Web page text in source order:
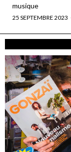
musique
25 SEPTEMBRE 2023